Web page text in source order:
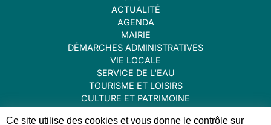
ACTUALITÉ
AGENDA
MAIRIE
DÉMARCHES ADMINISTRATIVES
VIE LOCALE
SERVICE DE L'EAU
TOURISME ET LOISIRS
CULTURE ET PATRIMOINE
CONTACT
Ce site utilise des cookies et vous donne le contrôle sur